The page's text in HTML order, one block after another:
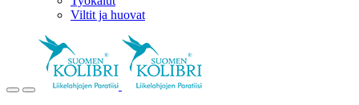
Viltit ja huovat